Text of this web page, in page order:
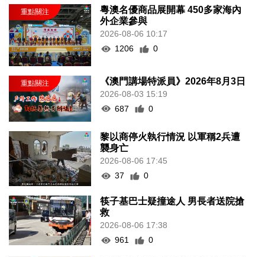
粵澳名優商品展開幕 450多家海內
外企業參與
2026-08-06 10:17
1206
0
《澳門講場特派員》2026年8月3日
2026-08-03 15:19
687
0
黎以商停火執行情況 以軍稱2兵遭
襲身亡
2026-08-06 17:45
37
0
筷子基巴士疑撞途人 男長者送院搶
救
2026-08-06 17:38
961
0